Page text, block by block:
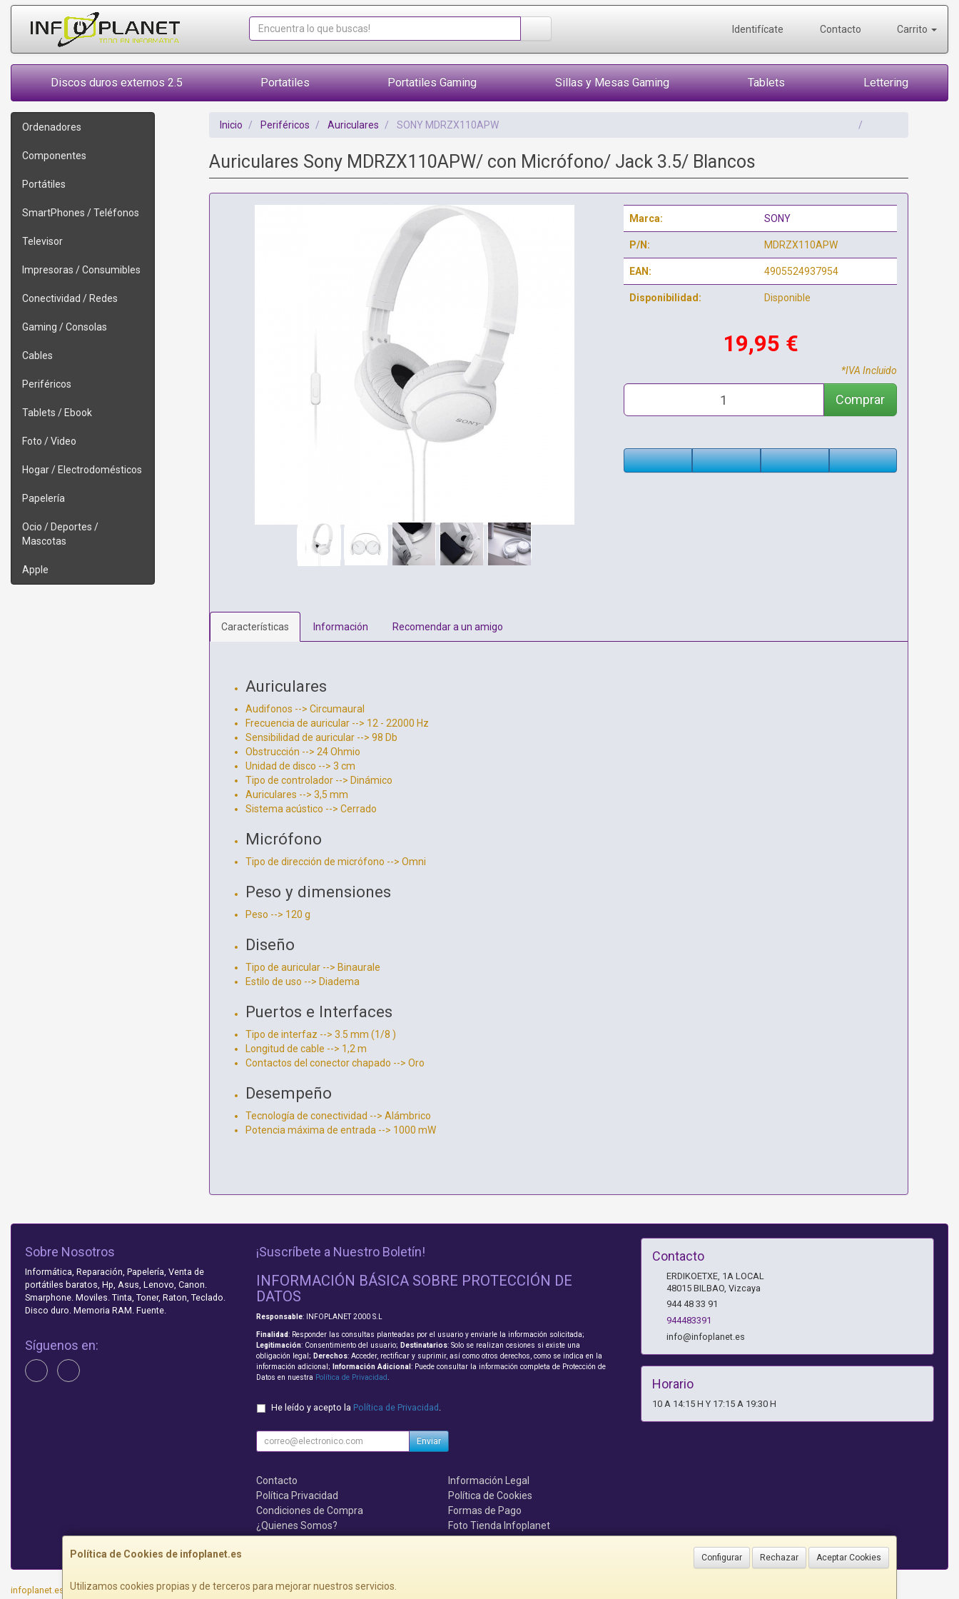
Identifícate Contacto Carrito
Discos duros externos 2.5 Portatiles Portatiles Gaming Sillas y Mesas Gaming Tablets Lettering
Ordenadores
Componentes
Portátiles
SmartPhones / Teléfonos
Televisor
Impresoras / Consumibles
Conectividad / Redes
Gaming / Consolas
Cables
Periféricos
Tablets / Ebook
Foto / Video
Hogar / Electrodomésticos
Papelería
Ocio / Deportes /
Mascotas
Apple
Inicio Periféricos Auriculares SONY MDRZX110APW
Auriculares Sony MDRZX110APW/ con Micrófono/ Jack 3.5/ Blancos
Marca: SONY
P/N: MDRZX110APW
EAN: 4905524937954
Disponibilidad: Disponible
19,95 €
*IVA Incluido
Comprar
Características Información Recomendar a un amigo
Auriculares
Audifonos --> Circumaural
Frecuencia de auricular --> 12 - 22000 Hz
Sensibilidad de auricular --> 98 Db
Obstrucción --> 24 Ohmio
Unidad de disco --> 3 cm
Tipo de controlador --> Dinámico
Auriculares --> 3,5 mm
Sistema acústico --> Cerrado
Micrófono
Tipo de dirección de micrófono --> Omni
Peso y dimensiones
Peso --> 120 g
Diseño
Tipo de auricular --> Binaurale
Estilo de uso --> Diadema
Puertos e Interfaces
Tipo de interfaz --> 3.5 mm (1/8 )
Longitud de cable --> 1,2 m
Contactos del conector chapado --> Oro
Desempeño
Tecnología de conectividad --> Alámbrico
Potencia máxima de entrada --> 1000 mW
Política de Cookies de infoplanet.es Configurar Rechazar Aceptar Cookies
Utilizamos cookies propias y de terceros para mejorar nuestros servicios.
Sobre Nosotros
Informática, Reparación, Papelería, Venta de
portátiles baratos, Hp, Asus, Lenovo, Canon.
Smarphone. Moviles. Tinta, Toner, Raton, Teclado.
Disco duro. Memoria RAM. Fuente.
Síguenos en:
¡Suscríbete a Nuestro Boletín!
INFORMACIÓN BÁSICA SOBRE PROTECCIÓN DE
DATOS
Responsable: INFOPLANET 2000 S.L
Finalidad: Responder las consultas planteadas por el usuario y enviarle la información solicitada;
Legitimación: Consentimiento del usuario; Destinatarios: Solo se realizan cesiones si existe una
obligación legal; Derechos: Acceder, rectificar y suprimir, así como otros derechos, como se indica en la
información adicional;
Información Adicional : Puede consultar la información completa de Protección de
Datos en nuestra Política de Privacidad.
He leído y acepto la Política de Privacidad .
Enviar
Contacto
Información Legal
Política Privacidad
Política de Cookies
Condiciones de Compra
Formas de Pago
¿Quienes Somos?
Foto Tienda Infoplanet
Contacto
ERDIKOETXE, 1A LOCAL
48015 BILBAO, Vizcaya
944 48 33 91
944483391
info@infoplanet.es
Horario
10 A 14:15 H Y 17:15 A 19:30 H
infoplanet.es © 2026